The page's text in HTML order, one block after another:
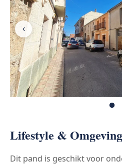
Lifestyle & Omgeving
Dit pand is geschikt voor
‹